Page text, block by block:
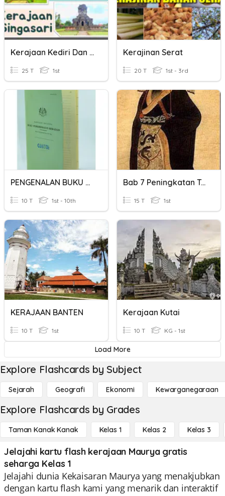
Kerajaan Kediri Dan Kerajaan Singasari
25 T 1st
Kerajinan Serat
20 T 1st - 3rd
PENGENALAN BUKU PERKHIDMATAN KERAJAAN (SEPT 2025)
10 T 1st - 10th
Bab 7 Peningkatan Tamadun India Dan China
15 T 1st
KERAJAAN BANTEN
10 T 1st
Kerajaan Kutai
10 T KG - 1st
Load More
Explore Flashcards by Subject
Sejarah Geografi Ekonomi Kewarganegaraan
Explore Flashcards by Grades
Taman Kanak Kanak Kelas 1 Kelas 2 Kelas 3
Jelajahi kartu flash kerajaan Maurya gratis
seharga Kelas 1
Jelajahi dunia Kekaisaran Maurya yang menakjubkan
dengan kartu flash kami yang menarik dan interaktif